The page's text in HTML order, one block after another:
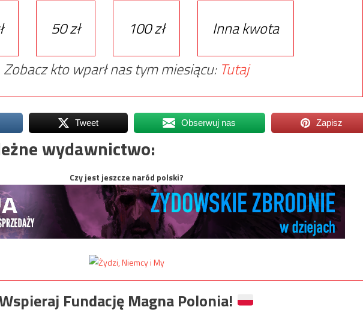
50 zł 100 zł
Inna kwota
Zobacz kto wparł nas tym miesiącu: Tutaj
Tweet Obserwuj nas Zapisz
wydawnictwo:
Czy jest jeszcze naród polski?
Fundację Magna Polonia!